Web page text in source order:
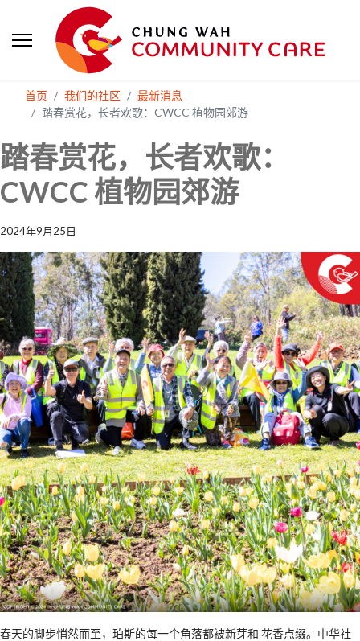
首页 我们的社区
最新消息
踏春赏花，长者欢歌：CWCC 植物园郊游
踏春赏花，长者欢歌：
CWCC 植物园郊游
2024年9月25日
春天的脚步悄然而至，珀斯的每一个角落都被新芽和 花香点缀。中华社